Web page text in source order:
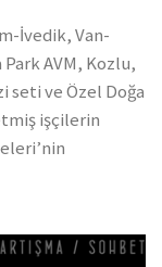
İvedik, Van-
AVM, Kozlu,
seti ve Özel Doğa
işçilerin